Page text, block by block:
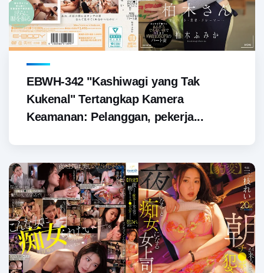
EBWH-342 "Kashiwagi yang Tak
Kukenal" Tertangkap Kamera
Keamanan: Pelanggan, pekerja...